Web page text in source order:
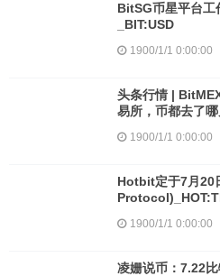
BitSG币星平台工
_BIT:USD
1900/1/1 0:00:00
头条行情 |
易所，币都去了
1900/1/1 0:00:00
Hotbit定于7月20
1900/1/1 0:00:00
凌姗说币：7.22